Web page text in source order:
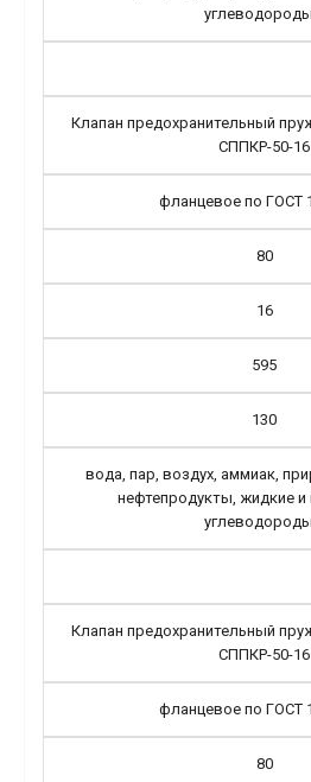
Клапан предохранительный
СППКР-50-16
фланцевое по ГОСТ
80
16
595
130
вода, пар, воздух, аммиак,
нефтепродукты, жидкие и
Клапан предохранительный
СППКР-50-16
фланцевое по ГОСТ
80